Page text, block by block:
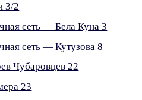
3/2
сеть — Бела Куна 3
сеть — Кутузова 8
Чубаровцев 22
23